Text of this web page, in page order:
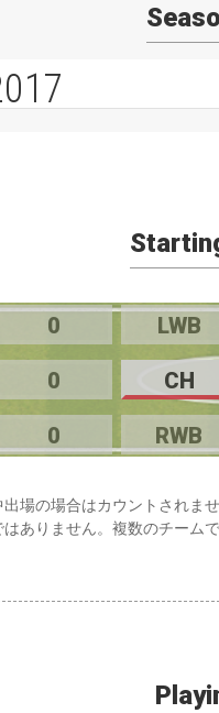
0 LWB
0 CH
0 RWB
場の場合はカウントされ
ありません。複数のチーム